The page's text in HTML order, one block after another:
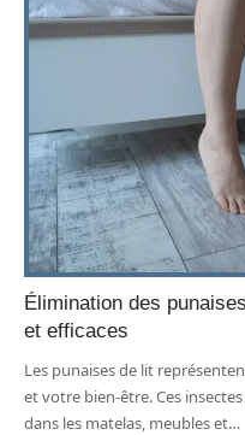
Élimination des
et efficaces
Les punaises de lit
et votre bien-être. Ces
dans les matelas, meubles et…